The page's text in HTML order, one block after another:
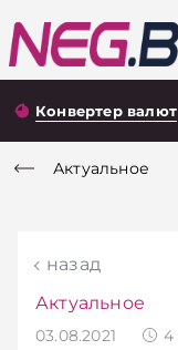
Конвертер валют
Актуальное
назад
Актуальное
03.08.2021 4